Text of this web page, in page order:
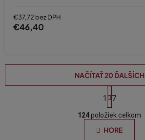
€37,72 bez DPH
€46,40
O
v
l
NAČÍTAŤ 20 ĎALŠÍCH
S
t
r
á
n
k
1 7
124položiek celkom
HORE